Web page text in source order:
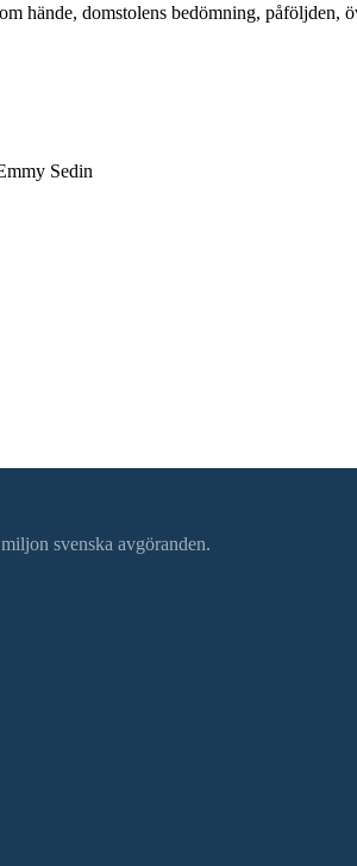
hände, domstolens bedömning, påföljden,
Sedin
svenska avgöranden.